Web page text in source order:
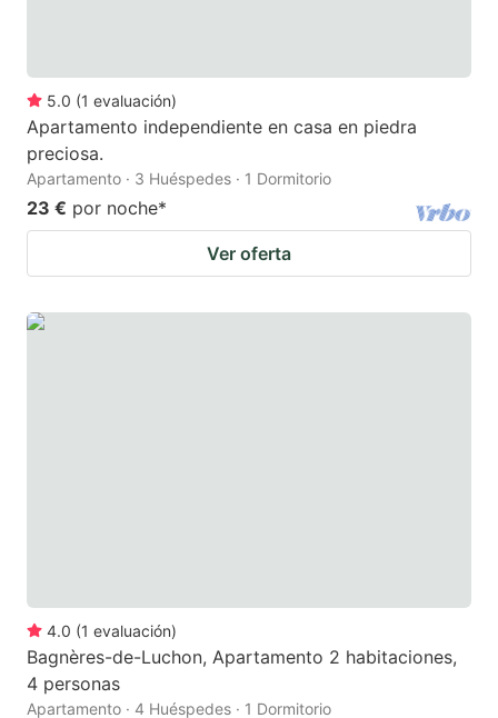
5.0 (1 evaluación)
Apartamento independiente en casa en piedra
preciosa.
Apartamento · 3 Huéspedes · 1 Dormitorio
23 € por noche*
Ver oferta
4.0 (1 evaluación)
Bagnères-de-Luchon, Apartamento 2 habitaciones,
4 personas
Apartamento · 4 Huéspedes · 1 Dormitorio